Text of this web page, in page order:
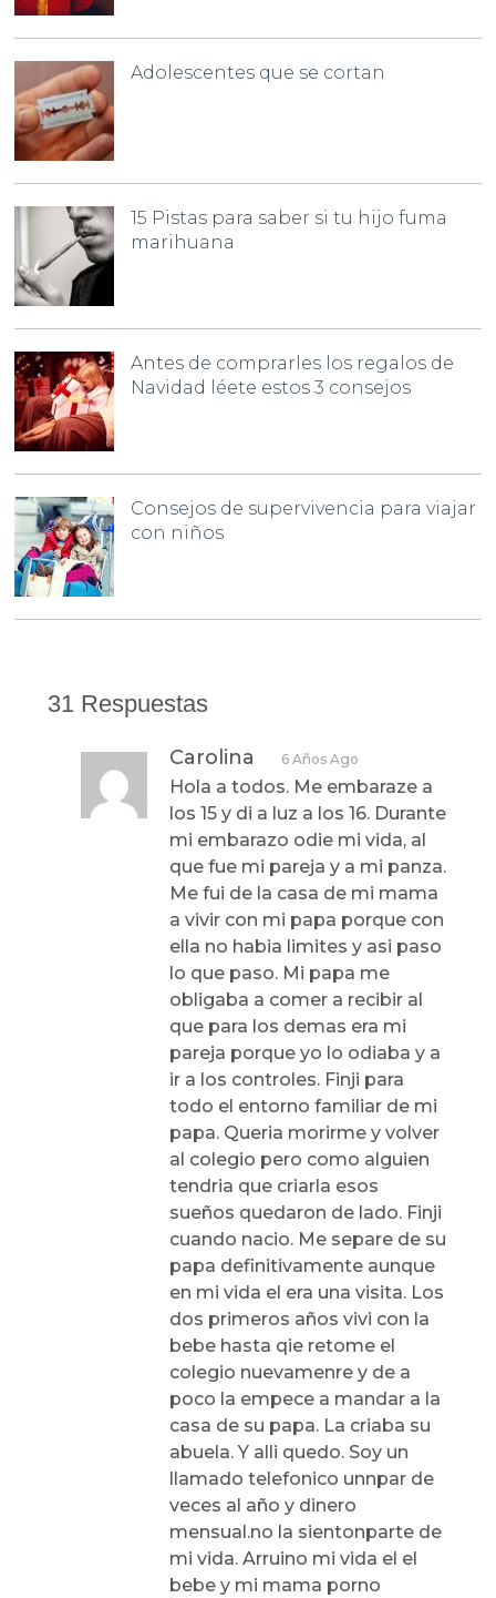
Adolescentes que se cortan
15 Pistas para saber si tu hijo fuma
marihuana
Antes de comprarles los regalos de
Navidad léete estos 3 consejos
Consejos de supervivencia para viajar
con niños
31 Respuestas
Carolina 6 Años Ago
Hola a todos. Me embaraze a
los 15 y di a luz a los 16. Durante
mi embarazo odie mi vida, al
que fue mi pareja y a mi panza.
Me fui de la casa de mi mama
a vivir con mi papa porque con
ella no habia limites y asi paso
lo que paso. Mi papa me
obligaba a comer a recibir al
que para los demas era mi
pareja porque yo lo odiaba y a
ir a los controles. Finji para
todo el entorno familiar de mi
papa. Queria morirme y volver
al colegio pero como alguien
tendria que criarla esos
sueños quedaron de lado. Finji
cuando nacio. Me separe de su
papa definitivamente aunque
en mi vida el era una visita. Los
dos primeros años vivi con la
bebe hasta qie retome el
colegio nuevamenre y de a
poco la empece a mandar a la
casa de su papa. La criaba su
abuela. Y alli quedo. Soy un
llamado telefonico unnpar de
veces al año y dinero
mensual.no la sientonparte de
mi vida. Arruino mi vida el el
bebe y mi mama porno